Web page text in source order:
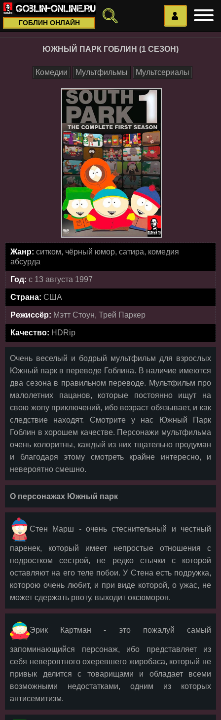
ГОБЛИН ОНЛАЙН
ЮЖНЫЙ ПАРК ГОБЛИН (1 СЕЗОН)
Комедии Мультфильмы Мультсериалы
Жанр: ситком, чёрный юмор, сатира, комедия
абсурда
Год: с 13 августа 1997
Страна: США
Режиссёр: Мэтт Стоун, Трей Паркер
Качество: HDRip
Очень веселый и бодрый мультфильм для взрослых
Южный парк в переводе Гоблина. В наличие имеются
два сезона в правильном переводе. Мультфильм про
малолетних пацанов, которые постоянно ищут на
свою жопу приключений, ибо возраст обязывает, и как
следствие находят. Смотрите у нас Южный Парк
Гоблин в хорошем качестве. Персонажи мультфильма
очень колоритны, каждый из них тщательно продуман
и благодаря этому смотреть крайне интересно, и
невероятно смешно.
О персонажах Южный парк
Стен Марш - очень стеснительный и честный
паренек, который имеет непростые отношения с
подростком сестрой, не редко стычки с которой
оставляют на его теле побои. У Стена есть подружка,
которою очень любит, и при виде которой, о ужас, не
может сдержать рвоту, выходит оксюморон.
Эрик Картман - это пожалуй самый
запоминающийся персонаж, ибо представляет из
себя невероятного охеревшего жиробаса, который не
привык делится с товарищами и обладает всеми
возможными недостатками, одним из которых
антисемитизм.